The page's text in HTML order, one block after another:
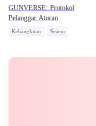
GUNVERSE: Protokol
Pelanggar Aturan
Kebangkitan
Sistem